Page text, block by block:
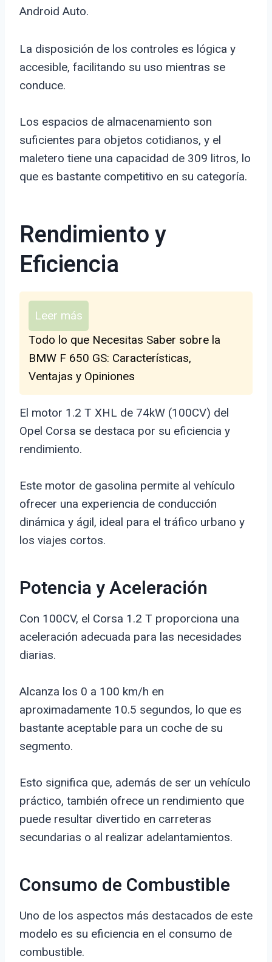
Android Auto.
La disposición de los controles es lógica y
accesible, facilitando su uso mientras se
conduce.
Los espacios de almacenamiento son
suficientes para objetos cotidianos, y el
maletero tiene una capacidad de 309 litros, lo
que es bastante competitivo en su categoría.
Rendimiento y
Eficiencia
Leer más
Todo lo que Necesitas Saber sobre la
BMW F 650 GS: Características,
Ventajas y Opiniones
El motor 1.2 T XHL de 74kW (100CV) del
Opel Corsa se destaca por su eficiencia y
rendimiento.
Este motor de gasolina permite al vehículo
ofrecer una experiencia de conducción
dinámica y ágil, ideal para el tráfico urbano y
los viajes cortos.
Potencia y Aceleración
Con 100CV, el Corsa 1.2 T proporciona una
aceleración adecuada para las necesidades
diarias.
Alcanza los 0 a 100 km/h en
aproximadamente 10.5 segundos, lo que es
bastante aceptable para un coche de su
segmento.
Esto significa que, además de ser un vehículo
práctico, también ofrece un rendimiento que
puede resultar divertido en carreteras
secundarias o al realizar adelantamientos.
Consumo de Combustible
Uno de los aspectos más destacados de este
modelo es su eficiencia en el consumo de
combustible.